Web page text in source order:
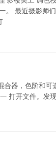
。 最近摄影师
合器，色阶和
打开文件。发